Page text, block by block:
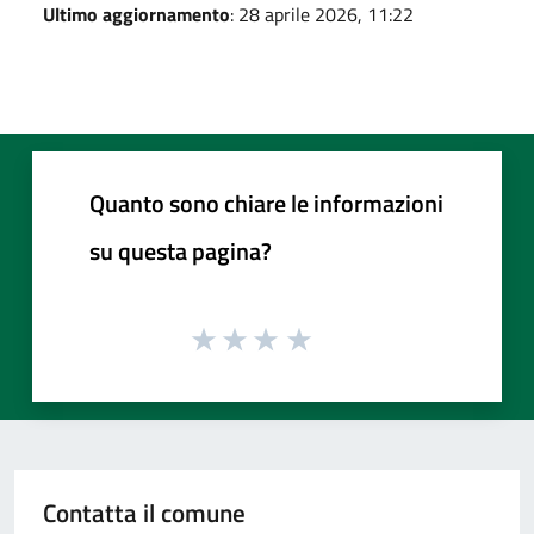
Ultimo aggiornamento: 28 aprile 2026, 11:22
Quanto sono chiare le informazioni
su questa pagina?
Contatta il comune